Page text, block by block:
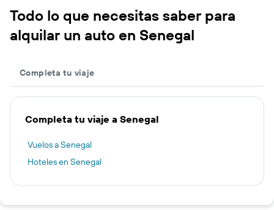
Todo lo que necesitas saber para
alquilar un auto en Senegal
Completa tu viaje
Completa tu viaje a Senegal
Vuelos a Senegal
Hoteles en Senegal